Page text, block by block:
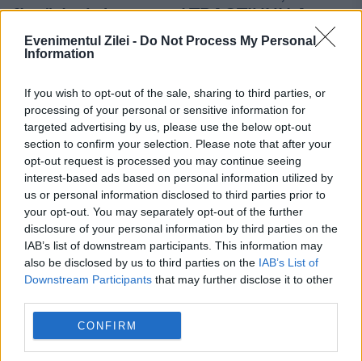
Evenimentul Zilei - Do Not Process My Personal
Information
If you wish to opt-out of the sale, sharing to third parties, or
processing of your personal or sensitive information for
targeted advertising by us, please use the below opt-out
section to confirm your selection. Please note that after your
opt-out request is processed you may continue seeing
interest-based ads based on personal information utilized by
us or personal information disclosed to third parties prior to
your opt-out. You may separately opt-out of the further
disclosure of your personal information by third parties on the
IAB’s list of downstream participants. This information may
also be disclosed by us to third parties on the IAB’s List of
Downstream Participants that may further disclose it to other
CONFIRM
flotări, abdomene şi TRACŢIUNI LA
BARĂ! | VIDEO
Se trezeşte în fiecare dimineaţă la ora cinci.
Pentru a face ceva incredibil. Respectiv un
mare număr de flotări şi de abdomene,
care i-ar face pe mullţi tineri să gâfâie,...